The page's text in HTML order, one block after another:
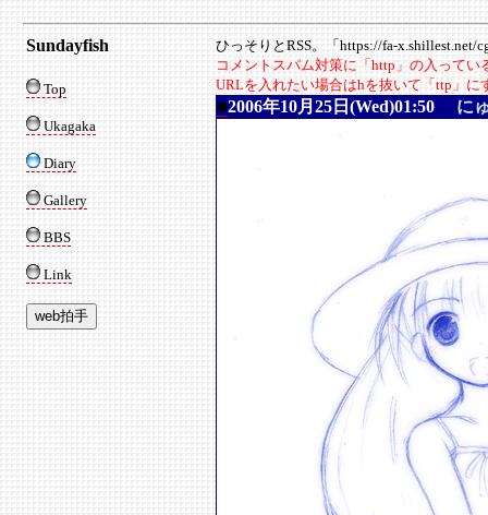
Sundayfish
Top
Ukagaka
Diary
Gallery
BBS
Link
ひっそりとRSS。「https://fa-x.shillest.net/
コメントスパム対策に「http」の入って
URLを入れたい場合はhを抜いて「ttp」に
■2006年10月25日(Wed)01:50 に